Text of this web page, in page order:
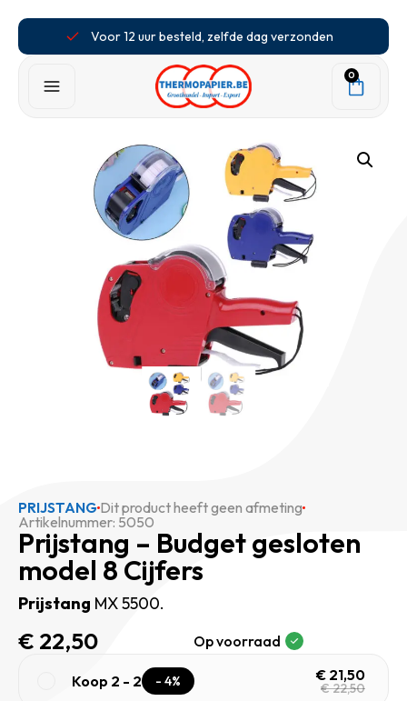
Voor 12 uur besteld, zelfde dag verzonden
0
PRIJSTANG Dit product heeft geen afmeting
Artikelnummer: 5050
Prijstang – Budget gesloten
model 8 Cijfers
Prijstang MX 5500.
€ 22,50 Op voorraad
Koop 2 - 2 - 4% €22,50
€ 21,50